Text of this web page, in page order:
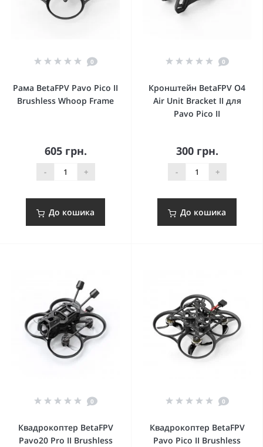
0
Рама BetaFPV Pavo Pico II
Brushless Whoop Frame
605 грн.
- +
До кошика
0
Кронштейн BetaFPV O4
Air Unit Bracket II для
Pavo Pico II
300 грн.
- +
До кошика
0
Квадрокоптер BetaFPV
Pavo20 Pro II Brushless
0
Квадрокоптер BetaFPV
Pavo Pico II Brushless